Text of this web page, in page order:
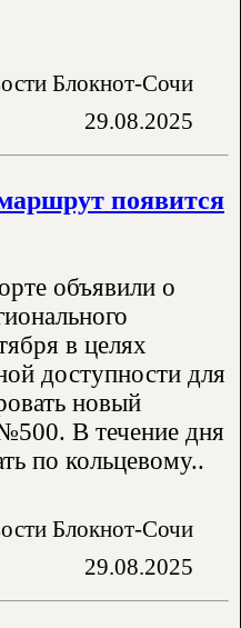
Блокнот-Сочи
29.08.2025
появится
объявили о
в целях
доступности для
новый
В течение дня
по кольцевому..
Блокнот-Сочи
29.08.2025